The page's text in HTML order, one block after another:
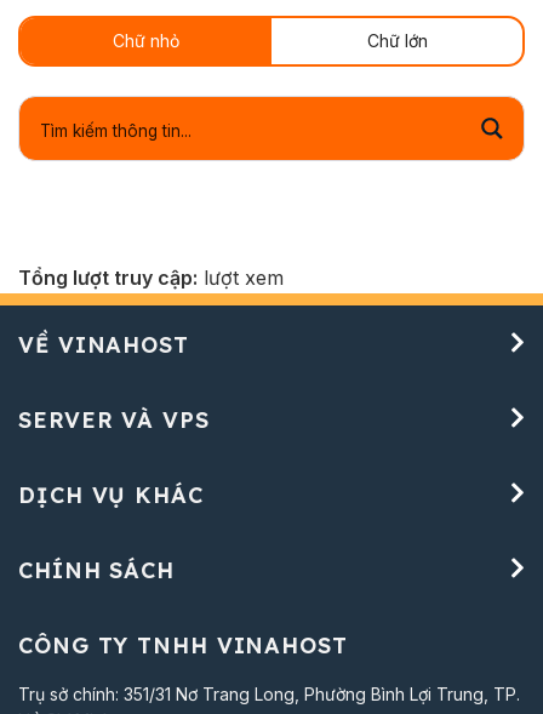
Chữ nhỏ Chữ lớn
Tổng lượt truy cập: lượt xem
VỀ VINAHOST
SERVER VÀ VPS
DỊCH VỤ KHÁC
CHÍNH SÁCH
CÔNG TY TNHH VINAHOST
Trụ sở chính: 351/31 Nơ Trang Long, Phường Bình Lợi Trung, TP.